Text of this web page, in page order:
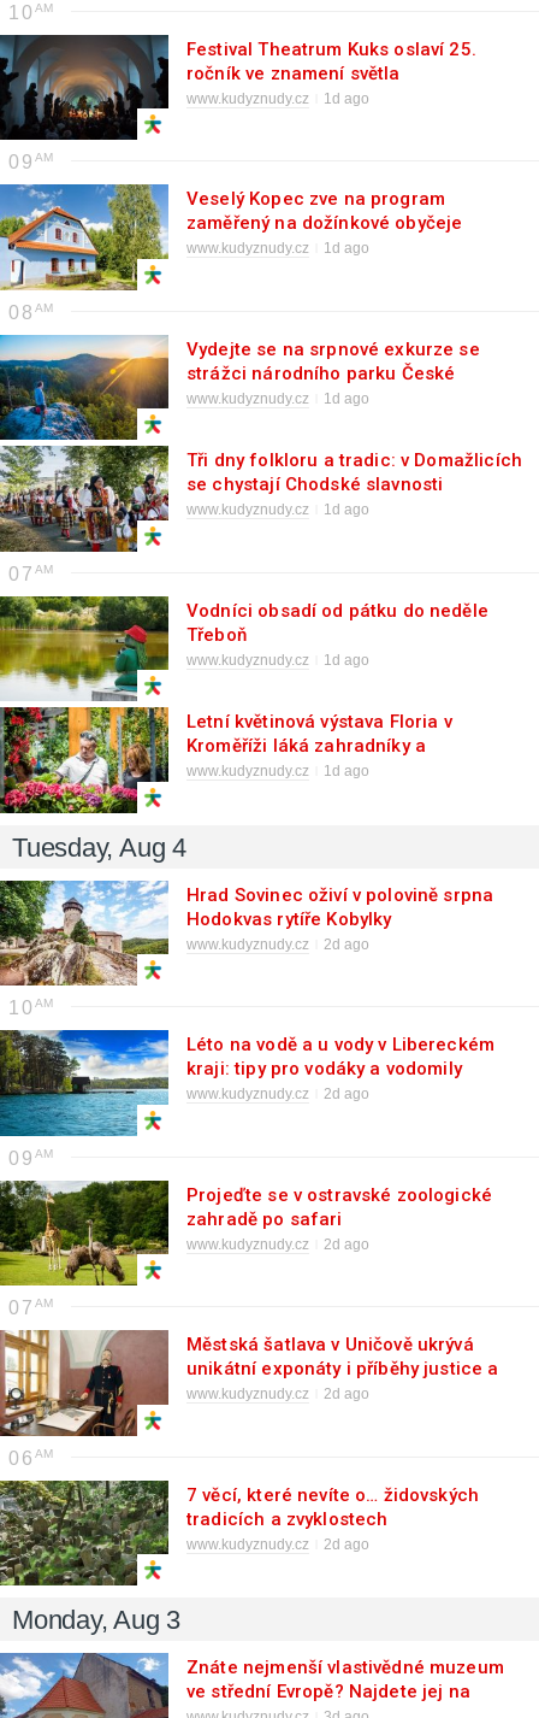
10
Festival Theatrum Kuks oslaví 25.
ročník ve znamení světla
www.kudyznudy.cz 1d ago
09
Veselý Kopec zve na program
zaměřený na dožínkové obyčeje
www.kudyznudy.cz 1d ago
08
Vydejte se na srpnové exkurze se
strážci národního parku České
Švýcarsko!
www.kudyznudy.cz 1d ago
Tři dny folkloru a tradic: v Domažlicích
se chystají Chodské slavnosti
www.kudyznudy.cz 1d ago
07
Vodníci obsadí od pátku do neděle
Třeboň
www.kudyznudy.cz 1d ago
Letní květinová výstava Floria v
Kroměříži láká zahradníky a
zahrádkáře
www.kudyznudy.cz 1d ago
Tuesday, Aug 4
Hrad Sovinec oživí v polovině srpna
Hodokvas rytíře Kobylky
www.kudyznudy.cz 2d ago
10
Léto na vodě a u vody v Libereckém
kraji: tipy pro vodáky a vodomily
www.kudyznudy.cz 2d ago
09
Projeďte se v ostravské zoologické
zahradě po safari
www.kudyznudy.cz 2d ago
07
Městská šatlava v Uničově ukrývá
unikátní exponáty i příběhy justice a
vězeňství
www.kudyznudy.cz 2d ago
06
7 věcí, které nevíte o… židovských
tradicích a zvyklostech
www.kudyznudy.cz 2d ago
Monday, Aug 3
Znáte nejmenší vlastivědné muzeum
ve střední Evropě? Najdete jej na